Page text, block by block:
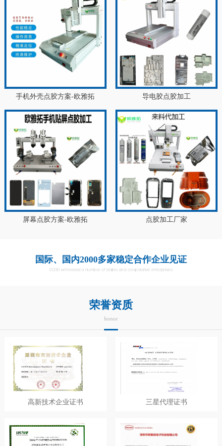
手机外壳点胶方案-欧雅拓 导电胶点胶加工
屏幕点胶方案-欧雅拓 点胶加工厂家
国际、国内2000多家稳定合作企业见证
荣誉资质
honor
高新技术企业证书 三星代理证书